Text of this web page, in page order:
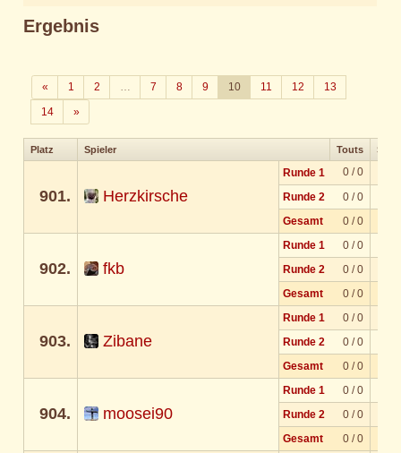
Ergebnis
«Zurück
1 2 … 7 8 9 10 11 12
13
14
»Weiter
Platz Spieler Touts
901. Herzkirsche
Runde 1
0 / 0
Runde 2
0 / 0
Gesamt
0 / 0
902. fkb
Runde 1
0 / 0
Runde 2
0 / 0
Gesamt
0 / 0
903. Zibane
Runde 1
0 / 0
Runde 2
0 / 0
Gesamt
0 / 0
904. moosei90
Runde 1
0 / 0
Runde 2
0 / 0
Gesamt
0 / 0